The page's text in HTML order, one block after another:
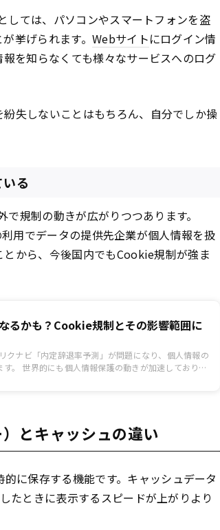
ては、パソコンやスマートフォンを盗
挙げられます。 Webサイトにログイン情
を知らなくても様々なサービスへのログ
失しないことはもちろん、自分でしか操
る
規制の動きが広がりつつあります。
用でデータの提供先企業が個人情報を扱
から、今後国内でもCookie規制が強ま
るかも？Cookie規制とその影響範囲に
クナビ「内定辞退率予測」が問題になり、個人情報の
。 世界的にも個人情報保護の動きが加速しており、
とキャッシュの違い
的に保存する機能です。キャッシュデータ
たときに表示するスピードが上がりより